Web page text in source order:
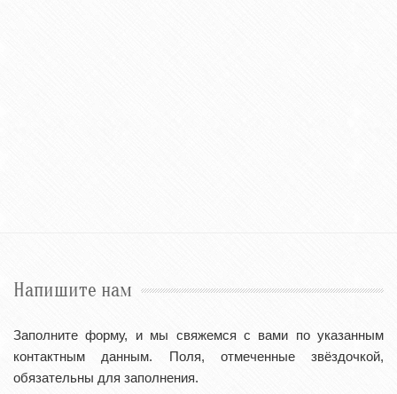
Напишите нам
Заполните форму, и мы свяжемся с вами по указанным
контактным данным. Поля, отмеченные звёздочкой,
обязательны для заполнения.